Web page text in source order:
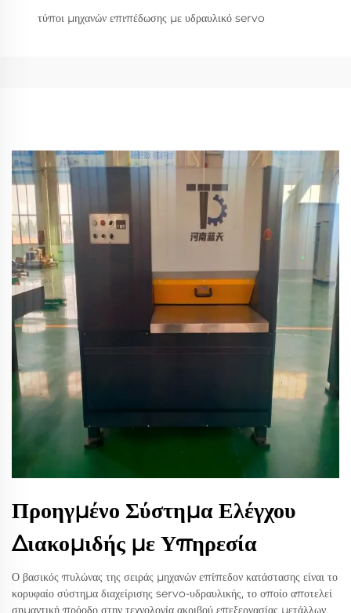
τύποι μηχανών επιπέδωσης με υδραυλικό servo
Προηγμένο Σύστημα Ελέγχου
Διακομιδής με Υπηρεσία
Ο βασικός πυλώνας της σειράς μηχανών επίπεδον κατάστασης είναι το
κορυφαίο σύστημα διαχείρισης servo-υδραυλικής, το οποίο αποτελεί
σημαντική πρόοδο στην τεχνολογία ακριβού επεξεργασίας μετάλλων.